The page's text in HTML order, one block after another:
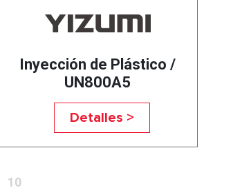
Inyección de Plástico /
UN800A5
Detalles >
10